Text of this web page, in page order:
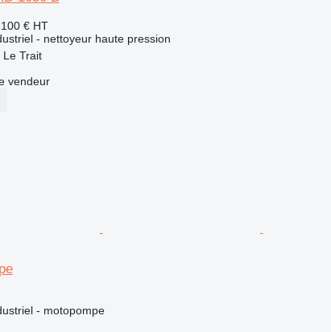
€ HT
- nettoyeur haute pression
Le Trait
vendeur
- motopompe